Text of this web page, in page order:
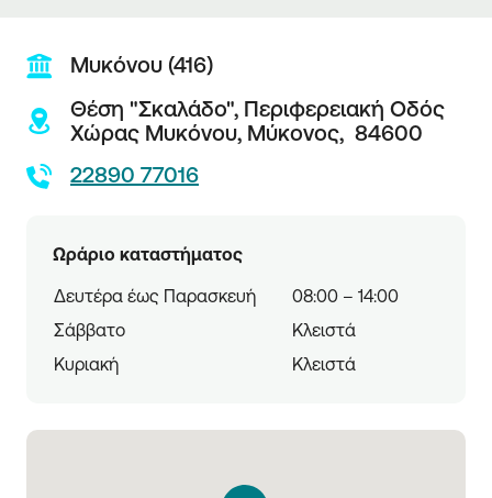
Μυκόνου (416)
Θέση "Σκαλάδο", Περιφερειακή Οδός
Χώρας Μυκόνου, Μύκονος, 84600
22890 77016
Ωράριο καταστήματος
Δευτέρα έως Παρασκευή
08:00 – 14:00
Σάββατο
Κλειστά
Κυριακή
Κλειστά